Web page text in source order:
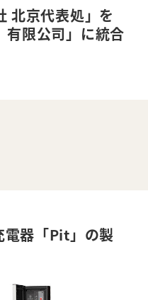
北京代表処」を
有限公司」に統合
電器「Pit」の製